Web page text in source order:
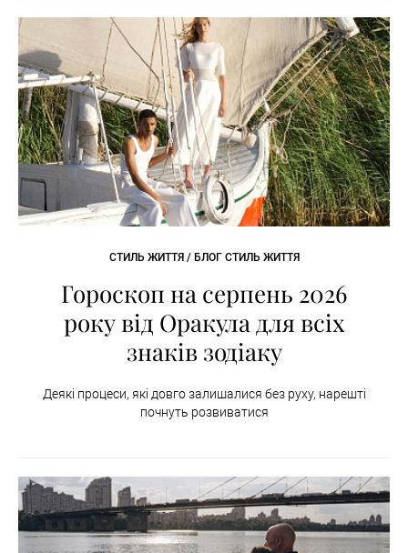
СТИЛЬ ЖИТТЯ / БЛОГ СТИЛЬ ЖИТТЯ
Гороскоп на серпень 2026
року від Оракула для всіх
знаків зодіаку
Деякі процеси, які довго залишалися без руху, нарешті
почнуть розвиватися